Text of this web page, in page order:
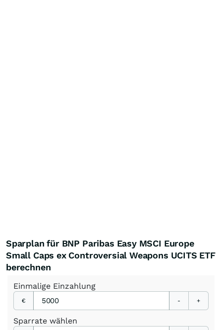
Sparplan für BNP Paribas Easy MSCI Europe
Small Caps ex Controversial Weapons UCITS ETF
berechnen
Einmalige Einzahlung
€ - +
Sparrate wählen